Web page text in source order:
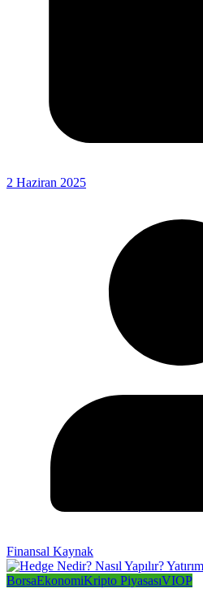
2 Haziran 2025
Finansal Kaynak
BorsaEkonomiKripto PiyasasıVIOP